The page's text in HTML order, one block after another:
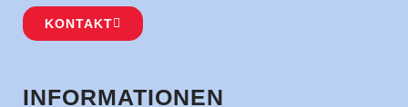
KONTAKT
INFORMATIONEN